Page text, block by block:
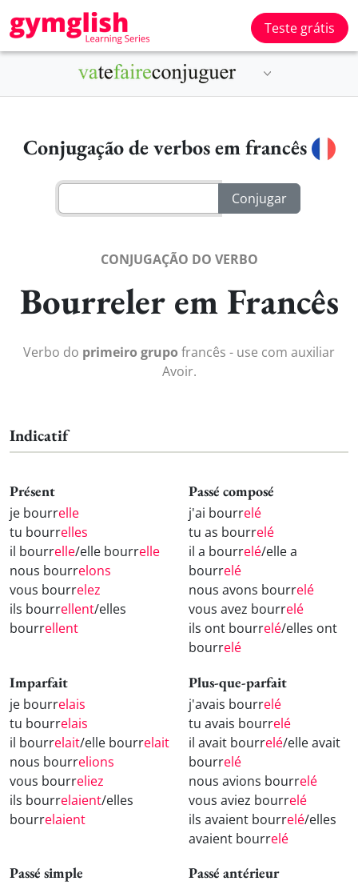
Teste grátis
Conjugação de verbos em francês
CONJUGAÇÃO DO VERBO
Bourreler em Francês
Verbo do primeiro grupo francês - use com auxiliar
Avoir.
Indicatif
Présent
je bourrelle
tu bourrelles
il bourrelle/elle bourrelle
nous bourrelons
vous bourrelez
ils bourrellent/elles
bourrellent
Passé composé
j'ai bourrelé
tu as bourrelé
il a bourrelé/elle a
bourrelé
nous avons bourrelé
vous avez bourrelé
ils ont bourrelé/elles ont
bourrelé
Imparfait
je bourrelais
tu bourrelais
il bourrelait/elle bourrelait
nous bourrelions
vous bourreliez
ils bourrelaient/elles
bourrelaient
Plus-que-parfait
j'avais bourrelé
tu avais bourrelé
il avait bourrelé/elle avait
bourrelé
nous avions bourrelé
vous aviez bourrelé
ils avaient bourrelé/elles
avaient bourrelé
Passé simple Passé antérieur